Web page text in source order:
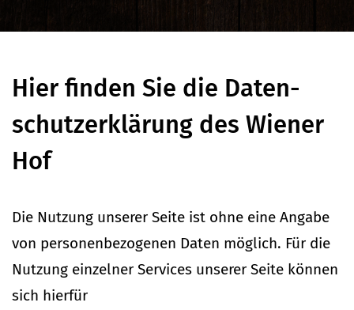
Hier finden Sie die Daten­
schutz­er­klärung des Wiener
Hof
Die Nutzung unserer Seite ist ohne eine Angabe
von per­so­nen­be­zo­genen Daten möglich. Für die
Nutzung ein­zelner Ser­vices unserer Seite können
sich hierfür